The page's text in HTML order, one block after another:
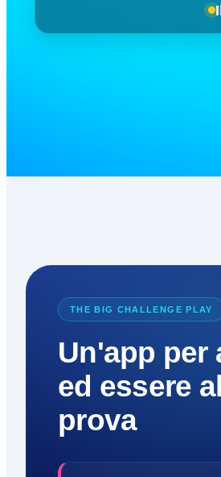
THE BIG CHALLENGE PLAY
Un'app per
ed essere
prova